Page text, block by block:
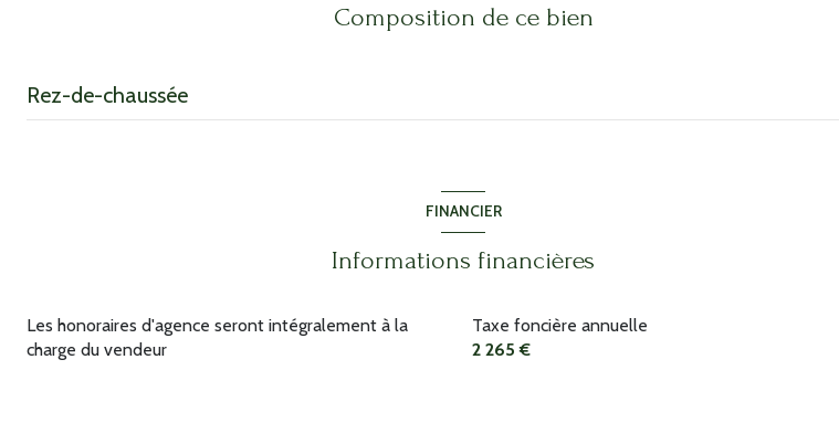
Composition de ce bien
Rez-de-chaussée
garage
FINANCIER
Informations financières
Les honoraires d'agence seront intégralement à la
charge du vendeur
Taxe foncière annuelle
2 265 €